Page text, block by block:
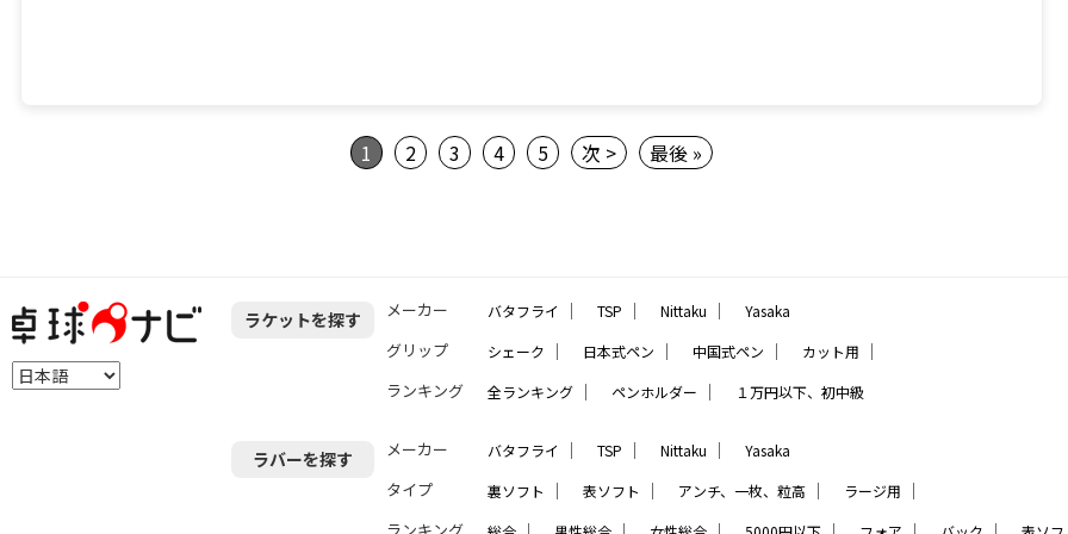
1 2 3 4 5 次 > 最後 »
ラケットを探す メーカー バタフライ ｜ TSP ｜ Nittaku ｜ Yasaka
グリップ シェーク ｜ 日本式ペン ｜ 中国式ペン ｜ カット用 ｜
ランキング 全ランキング ｜ ペンホルダー ｜ １万円以下、初中級
ラバーを探す メーカー バタフライ ｜ TSP ｜ Nittaku ｜ Yasaka
タイプ 裏ソフト ｜ 表ソフト ｜ アンチ、一枚、粒高 ｜ ラージ用 ｜
ランキング